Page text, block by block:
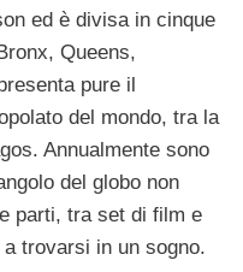
ed è divisa in cinque
Queens,
pure il
del mondo, tra la
Annualmente sono
del globo non
parti, tra set di film e
trovarsi in un sogno.